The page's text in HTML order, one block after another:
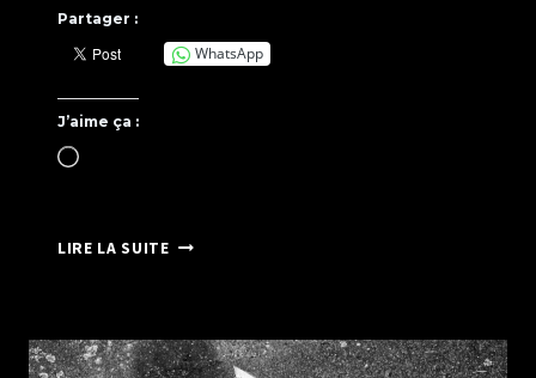
SYLVIE
Partager :
WhatsApp
J’aime ça :
Chargement…
LIRE LA SUITEOCTOBRE